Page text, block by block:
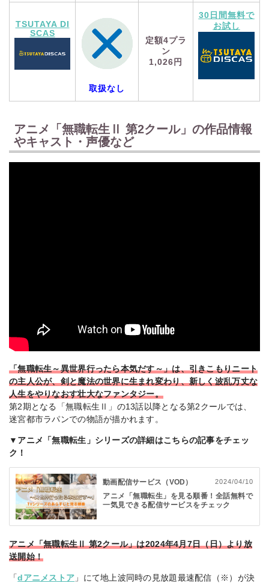
TSUTAYA DI
SCAS
取扱なし
定額4プラ
ン
1,026円
30日間無料で
お試し
アニメ「無職転生Ⅱ 第2クール」の作品情報
やキャスト・声優など
「無職転生～異世界行ったら本気だす～」は、引きこもりニート
の主人公が、剣と魔法の世界に生まれ変わり、新しく波乱万丈な
人生をやりなおす壮大なファンタジー。
第2期となる「無職転生Ⅱ」の13話以降となる第2クールでは、
迷宮都市ラパンでの物語が描かれます。
▼アニメ「無職転生」シリーズの詳細はこちらの記事をチェッ
ク！
動画配信サービス（VOD） 2024/04/10
アニメ「無職転生」を見る順番！全話無料で
一気見できる配信サービスをチェック
アニメ「無職転生Ⅱ 第2クール」は2024年4月7日（日）より放
送開始！
「dアニメストア 」にて地上波同時の見放題最速配信（※）が決